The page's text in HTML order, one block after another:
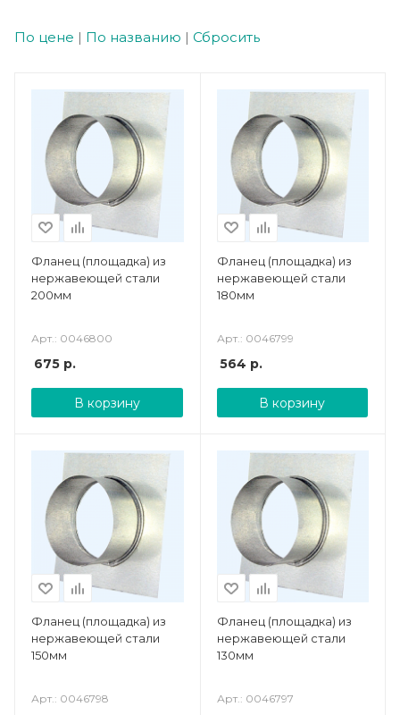
По цене | По названию | Сбросить
Фланец (площадка) из
нержавеющей стали
200мм
Арт.: 0046800
675 р.
В корзину
Фланец (площадка) из
нержавеющей стали
180мм
Арт.: 0046799
564 р.
В корзину
Фланец (площадка) из
нержавеющей стали
150мм
Арт.: 0046798
Фланец (площадка) из
нержавеющей стали
130мм
Арт.: 0046797